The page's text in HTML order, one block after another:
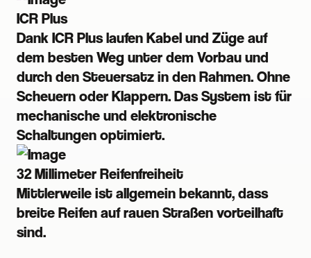
ICR Plus
Dank ICR Plus laufen Kabel und Züge auf
dem besten Weg unter dem Vorbau und
durch den Steuersatz in den Rahmen. Ohne
Scheuern oder Klappern. Das System ist für
mechanische und elektronische
Schaltungen optimiert.
32 Millimeter Reifenfreiheit
Mittlerweile ist allgemein bekannt, dass
breite Reifen auf rauen Straßen vorteilhaft
sind.